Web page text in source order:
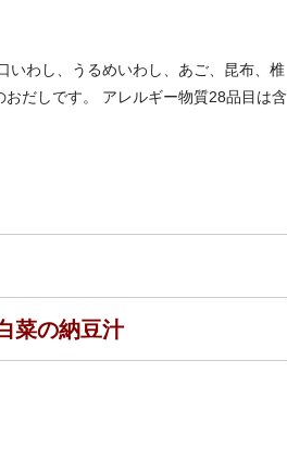
いわし、うるめいわし、あご、昆布、椎
だしです。 アレルギー物質28品目は含
菜の納豆汁